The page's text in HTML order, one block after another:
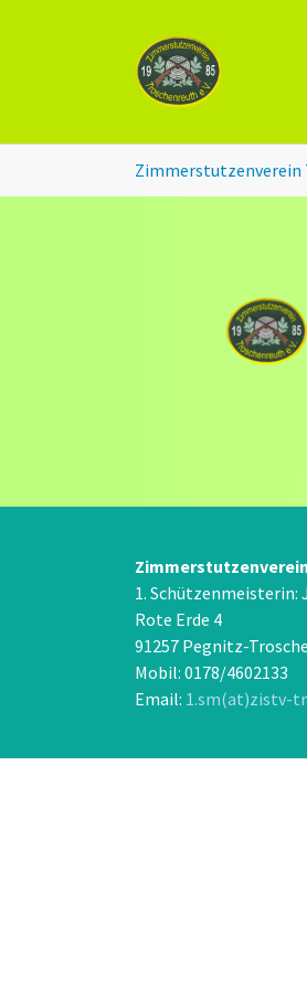
Zimmerstutzenverein
1.
Rote Erde 4
91257 Pegnitz-
Mobil: 0178/4602133
Email: 1.sm(at)zistv-